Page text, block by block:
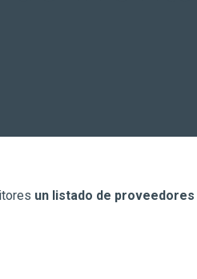
un listado de proveedores